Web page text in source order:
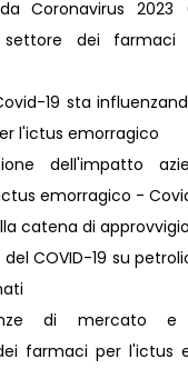
Coronavirus 2023
dei farmaci
19 sta
l'ictus emorragico
dell'impatto
emorragico -
catena di
del COVID-19 su
di mercato e
farmaci per l'ictus